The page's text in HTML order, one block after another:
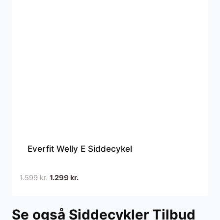
Everfit Welly E Siddecykel
1.599kr. Den
var:
1.299 kr.Den
er:
Se også Siddecykler Tilbud